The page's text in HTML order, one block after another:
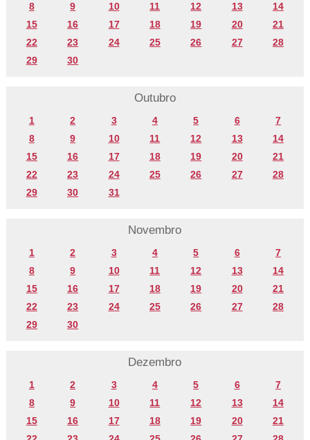
8
9 10 11 12 13
14
15
16 17 18 19 20
21
22
23 24 25 26 27
28
29
30
Outubro
1 2 3 4 5 6
7
8
9 10 11 12 13
14
15
16 17 18 19 20
21
22
23 24 25 26 27
28
29
30 31
Novembro
1 2 3 4 5 6
7
8
9 10 11 12 13
14
15
16 17 18 19 20
21
22
23 24 25 26 27
28
29
30
Dezembro
1 2 3 4 5 6
7
8
9 10 11 12 13
14
15
16 17 18 19 20
21